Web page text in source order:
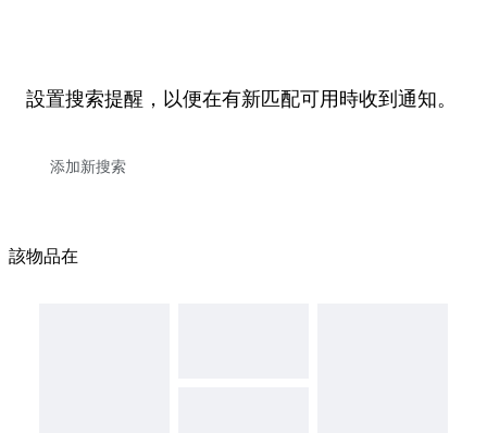
設置搜索提醒，以便在有新匹配可用時收到通知。
該物品在